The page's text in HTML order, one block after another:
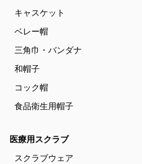
キャスケット
ベレー帽
三角巾・バンダナ
和帽子
コック帽
食品衛生用帽子
医療用スクラブ
スクラブウェア